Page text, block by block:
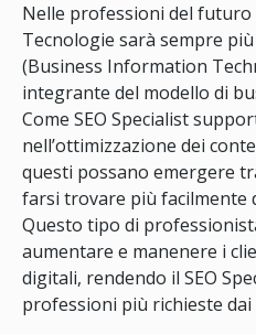
Nelle professioni del futuro
Tecnologie sarà sempre
(Business Information
integrante del modello di
Come SEO Specialist
nell’ottimizzazione dei
questi possano emergere
farsi trovare più facilmente
Questo tipo di
aumentare e manenere i
digitali, rendendo il SEO
professioni più richieste